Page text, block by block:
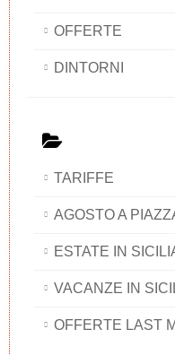
OFFERTE
DINTORNI
TARIFFE
AGOSTO A
ESTATE IN
VACANZE IN
OFFERTE LAST